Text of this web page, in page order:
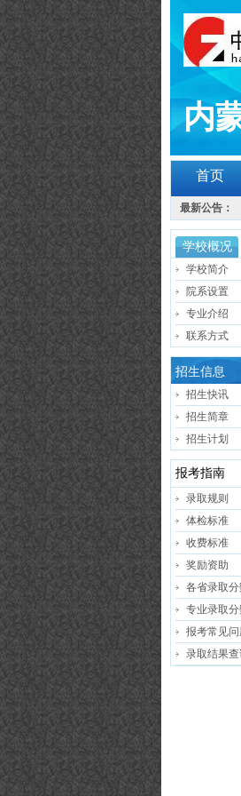
内
首页
最新公告：
学校概况
学校简介
院系设置
专业介绍
联系方式
招生信息
招生快讯
招生简章
招生计划
报考指南
录取规则
体检标准
收费标准
奖励资助
各省录取
专业录取
报考常见问
录取结果查